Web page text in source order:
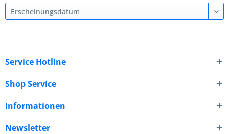
Service Hotline
Shop Service
Informationen
Newsletter